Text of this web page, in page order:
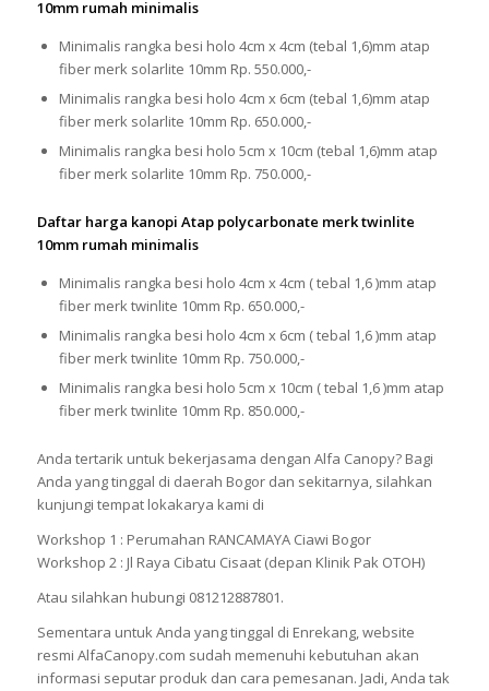
10mm rumah minimalis
Minimalis rangka besi holo 4cm x 4cm (tebal 1,6)mm atap
fiber merk solarlite 10mm Rp. 550.000,-
Minimalis rangka besi holo 4cm x 6cm (tebal 1,6)mm atap
fiber merk solarlite 10mm Rp. 650.000,-
Minimalis rangka besi holo 5cm x 10cm (tebal 1,6)mm atap
fiber merk solarlite 10mm Rp. 750.000,-
Daftar harga kanopi Atap polycarbonate merk twinlite
10mm rumah minimalis
Minimalis rangka besi holo 4cm x 4cm ( tebal 1,6 )mm atap
fiber merk twinlite 10mm Rp. 650.000,-
Minimalis rangka besi holo 4cm x 6cm ( tebal 1,6 )mm atap
fiber merk twinlite 10mm Rp. 750.000,-
Minimalis rangka besi holo 5cm x 10cm ( tebal 1,6 )mm atap
fiber merk twinlite 10mm Rp. 850.000,-
Anda tertarik untuk bekerjasama dengan Alfa Canopy? Bagi
Anda yang tinggal di daerah Bogor dan sekitarnya, silahkan
kunjungi tempat lokakarya kami di
Workshop 1 : Perumahan RANCAMAYA Ciawi Bogor
Workshop 2 : Jl Raya Cibatu Cisaat (depan Klinik Pak OTOH)
Atau silahkan hubungi 081212887801.
Sementara untuk Anda yang tinggal di Enrekang, website
resmi AlfaCanopy.com sudah memenuhi kebutuhan akan
informasi seputar produk dan cara pemesanan. Jadi, Anda tak